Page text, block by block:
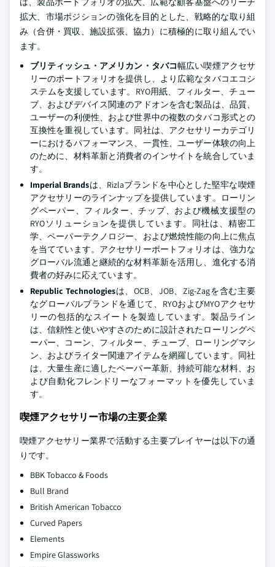
拡大、市場ポジションの強化を目的とした、戦略的な取り組
み（合併・買収、施設拡張、協力）に積極的に取り組んでい
ます。
ブリティッシュ・アメリカン・タバコ幅広い喫煙アクセサ
リーのポートフォリオを提供し、より広範なタバコエコシ
ステムを支援しています。RYO用紙、フィルター、チュー
ブ、およびデバイス関連のアドオンを含む製品は、品質、
ユーザーの利便性、および世界中の複数のタバコ形式との
互換性を重視しています。同社は、アクセサリーカテゴリ
ーにおけるパフォーマンス、一貫性、ユーザー体験の向上
のために、材料革新と消費者のインサイトを統合していま
す。
Imperial Brandsは、Rizlaブランドを中心とした堅牢な喫煙
アクセサリーのラインナップを提供しています。ローリン
グペーパー、フィルター、チップ、および機械支援型の
RYOソリューションを提供しています。同社は、精密工
学、ペーパーテクノロジー、および燃焼性能の向上に焦点
を当てています。アクセサリーポートフォリオは、強力な
グローバル流通と継続的な材料革新を活用し、進化する消
費者の好みに応えています。
Republic Technologiesは、OCB、JOB、Zig-Zagを含む主要
なグローバルブランドを通じて、RYOおよびMYOアクセサ
リーの包括的なスイートを製造しています。製品ライン
は、信頼性と使いやすさのために設計されたローリングペ
ーパー、コーン、フィルター、チューブ、ローリングマシ
ン、およびライター関連アイテムを網羅しています。同社
は、大量生産に適したペーパー革新、持続可能な材料、お
よび自動化フレンドリーなフォーマットを優先していま
す。
喫煙アクセサリー市場の主要企業
喫煙アクセサリー業界で活動する主要プレイヤーは以下の通
りです。
BBK Tobacco & Foods
Bull Brand
British American Tobacco
Curved Papers
Elements
Empire Glassworks